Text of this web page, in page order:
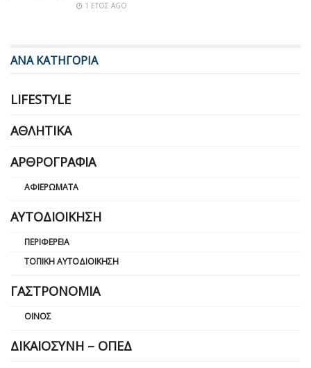
1 ΈΤΟΣ AGO
ΑΝΑ ΚΑΤΗΓΟΡΙΑ
LIFESTYLE
ΑΘΛΗΤΙΚΆ
ΑΡΘΡΟΓΡΑΦΊΑ
ΑΦΙΕΡΏΜΑΤΑ
ΑΥΤΟΔΙΟΊΚΗΣΗ
ΠΕΡΙΦΈΡΕΙΑ
ΤΟΠΙΚΉ ΑΥΤΟΔΙΟΊΚΗΣΗ
ΓΑΣΤΡΟΝΟΜΊΑ
ΟΊΝΟΣ
ΔΙΚΑΙΟΣΎΝΗ – ΟΠΕΔ